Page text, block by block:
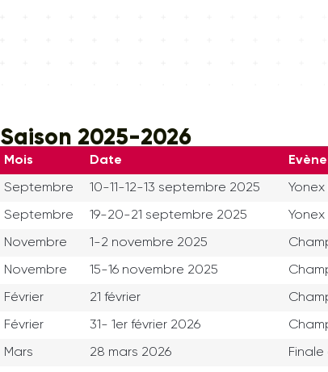
Saison 2025-2026
Mois Date
Septembre
10-11-12-13 septembre 2025
Septembre
19-20-21 septembre 2025
Novembre
1-2 novembre 2025
Novembre
15-16 novembre 2025
Février
21 février
Février
31- 1er février 2026
Mars
28 mars 2026